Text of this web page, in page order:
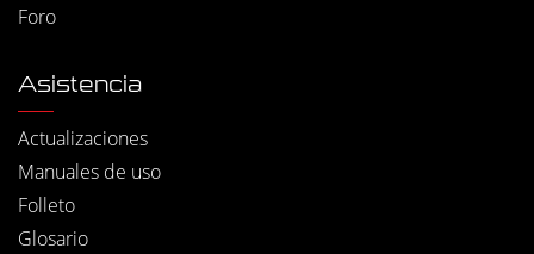
Foro
Asistencia
Actualizaciones
Manuales de uso
Folleto
Glosario